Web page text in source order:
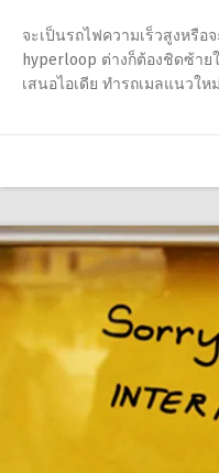
จะเป็นรถไฟความเร็วสูงหรื
hyperloop ต่างก็ต้องชิดซ้าย
เสนอไอเดีย ทำรถเมลแนวใ